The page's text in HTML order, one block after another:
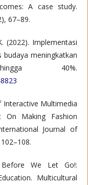
A case study.
67–89.
(2022). Implementasi
meningkatkan
40%.
Interactive Multimedia
On Making Fashion
Journal of
We Let Go!:
Multicultural